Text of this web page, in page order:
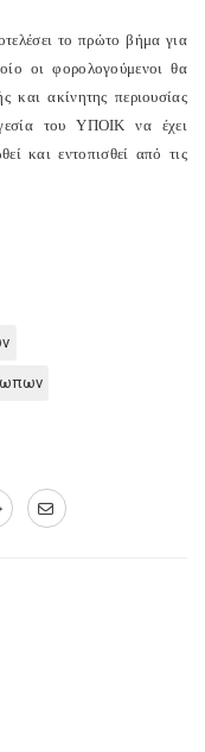
το πρώτο βήμα για
οι φορολογούμενοι θα
και ακίνητης περιουσίας
του ΥΠΟΙΚ να έχει
και εντοπισθεί από τις